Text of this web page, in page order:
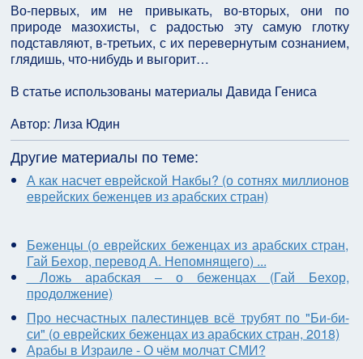
Во-первых, им не привыкать, во-вторых, они по
природе мазохисты, с радостью эту самую глотку
подставляют, в-третьих, с их перевернутым сознанием,
глядишь, что-нибудь и выгорит…
В статье использованы материалы Давида Гениса
Автор: Лиза Юдин
Другие материалы по теме:
А как насчет еврейской Накбы? (о сотнях миллионов
еврейских беженцев из арабских стран)
Беженцы (о еврейских беженцах из арабских стран,
Гай Бехор, перевод А. Непомнящего) ...
Ложь арабская – о беженцах (Гай Бехор,
продолжение)
Про несчастных палестинцев всё трубят по "Би-би-
си" (о еврейских беженцах из арабских стран, 2018)
Арабы в Израиле - О чём молчат СМИ?